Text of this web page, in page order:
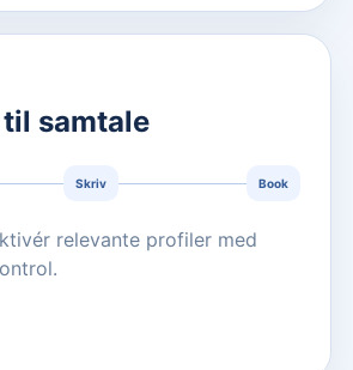
samtale
Skriv Book
relevante profiler med